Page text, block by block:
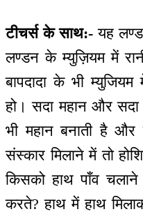
टीचर्स के साथ:- यह
लण्डन के म्युज़ियम में
बापदादा के भी
हो। सदा महान और सदा
भी महान बनाती है और
संस्कार मिलाने में तो
किसको हाथ पाँव
करते? हाथ में हाथ